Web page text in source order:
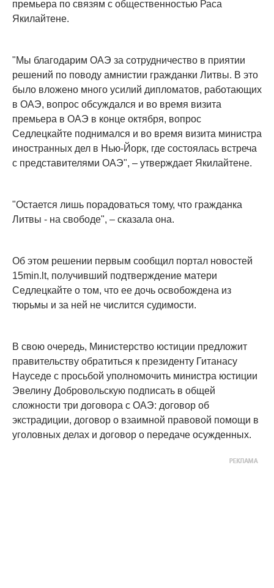
премьера по связям с общественностью Раса
Якилайтене.
"Мы благодарим ОАЭ за сотрудничество в приятии
решений по поводу амнистии гражданки Литвы. В это
было вложено много усилий дипломатов, работающих
в ОАЭ, вопрос обсуждался и во время визита
премьера в ОАЭ в конце октября, вопрос
Седлецкайте поднимался и во время визита министра
иностранных дел в Нью-Йорк, где состоялась встреча
с представителями ОАЭ", – утверждает Якилайтене.
"Остается лишь порадоваться тому, что гражданка
Литвы - на свободе", – сказала она.
Об этом решении первым сообщил портал новостей
15min.lt, получивший подтверждение матери
Седлецкайте о том, что ее дочь освобождена из
тюрьмы и за ней не числится судимости.
В свою очередь, Министерство юстиции предложит
правительству обратиться к президенту Гитанасу
Науседе с просьбой уполномочить министра юстиции
Эвелину Добровольскую подписать в общей
сложности три договора с ОАЭ: договор об
экстрадиции, договор о взаимной правовой помощи в
уголовных делах и договор о передаче осужденных.